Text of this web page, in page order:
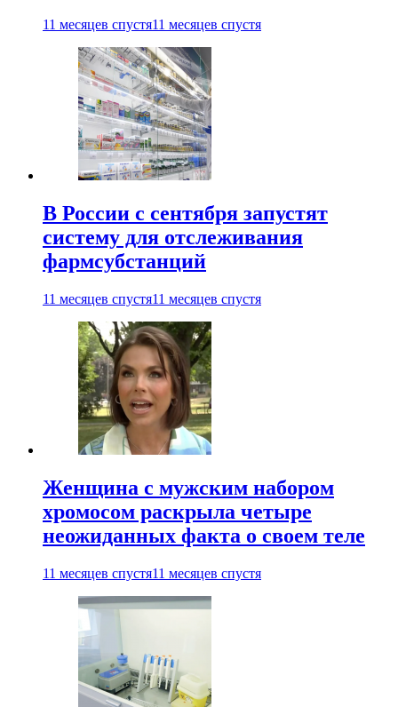
11 месяцев спустя11 месяцев спустя
В России с сентября запустят
систему для отслеживания
фармсубстанций
11 месяцев спустя11 месяцев спустя
Женщина с мужским набором
хромосом раскрыла четыре
неожиданных факта о своем теле
11 месяцев спустя11 месяцев спустя